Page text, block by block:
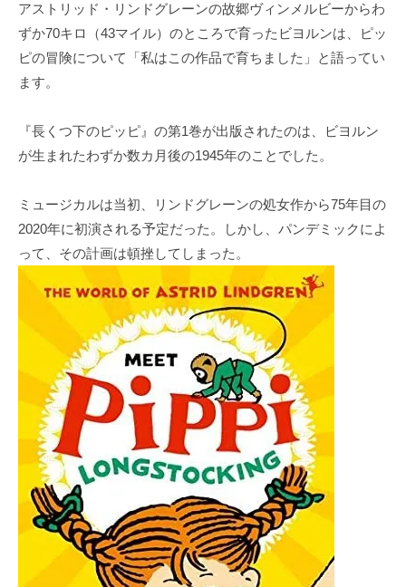
アストリッド・リンドグレーンの故郷ヴィンメルビーからわ
ずか70キロ（43マイル）のところで育ったビヨルンは、ピッ
ピの冒険について「私はこの作品で育ちました」と語ってい
ます。
『長くつ下のピッピ』の第1巻が出版されたのは、ビヨルン
が生まれたわずか数カ月後の1945年のことでした。
ミュージカルは当初、リンドグレーンの処女作から75年目の
2020年に初演される予定だった。しかし、パンデミックによ
って、その計画は頓挫してしまった。